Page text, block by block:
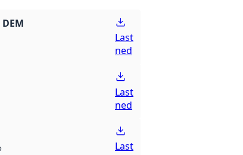
Last
ned
Last
ned
Last